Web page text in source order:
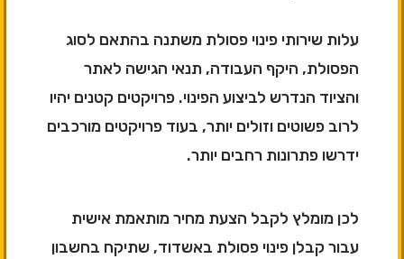
עלות שירותי פינוי פסולת משתנה בהתאם לסוג
הפסולת, היקף העבודה, תנאי הגישה לאתר
והציוד הנדרש לביצוע הפינוי. פרויקטים קטנים יהיו
לרוב פשוטים וזולים יותר, בעוד פרויקטים מורכבים
ידרשו פתרונות רחבים יותר.
לכן מומלץ לקבל הצעת מחיר מותאמת אישית
עבור קבלן פינוי פסולת באשדוד, שתיקח בחשבון